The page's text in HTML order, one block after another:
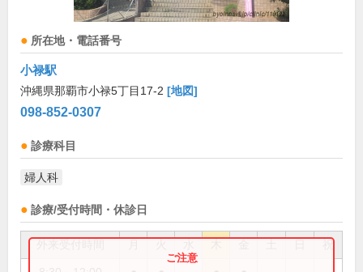
所在地・電話番号
小禄駅
沖縄県那覇市小禄5丁目17-2 [地図]
098-852-0307
診療科目
婦人科
診療/受付時間・休診日
祝